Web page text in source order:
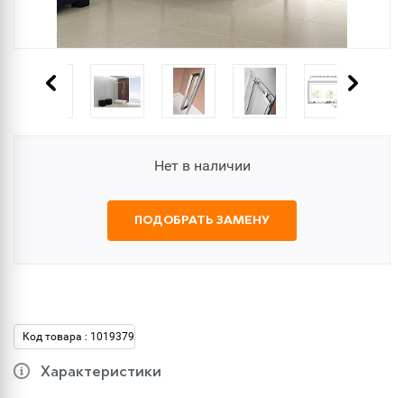
Нет в наличии
ПОДОБРАТЬ ЗАМЕНУ
Код товара : 1019379
Характеристики